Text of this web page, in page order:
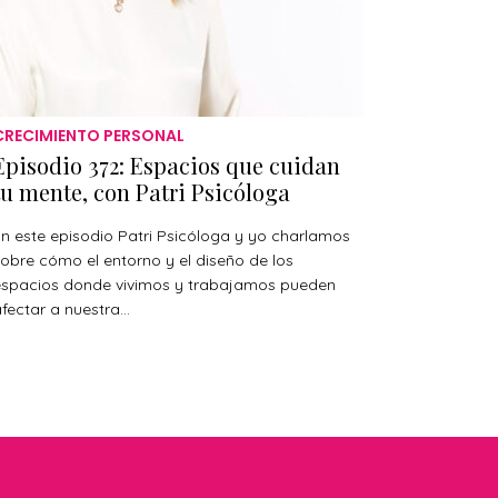
PERSONAL
372: Espacios que cuidan
mente, con Patri Psicóloga
este episodio Patri Psicóloga y yo charlamos
cómo el entorno y el diseño de los
donde vivimos y trabajamos pueden
a nuestra...